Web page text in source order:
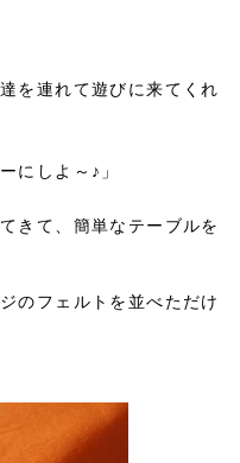
を連れて遊びに来てくれ
にしよ～♪」
きて、簡単なテーブルを
のフェルトを並べただけ